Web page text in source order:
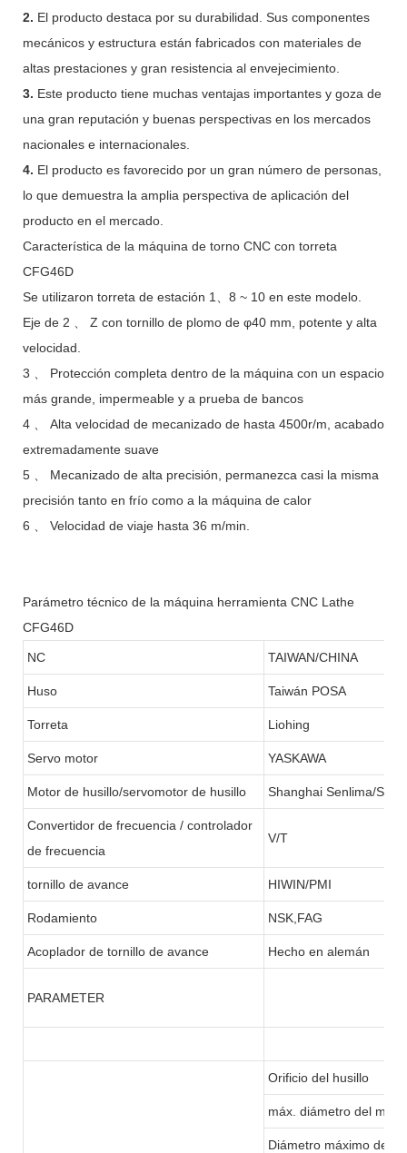
2. El producto destaca por su durabilidad. Sus componentes
mecánicos y estructura están fabricados con materiales de
altas prestaciones y gran resistencia al envejecimiento.
3. Este producto tiene muchas ventajas importantes y goza de
una gran reputación y buenas perspectivas en los mercados
nacionales e internacionales.
4. El producto es favorecido por un gran número de personas,
lo que demuestra la amplia perspectiva de aplicación del
producto en el mercado.
Característica de la máquina de torno CNC con torreta
CFG46D
Se utilizaron torreta de estación 1、8 ~ 10 en este modelo.
Eje de 2 、 Z con tornillo de plomo de φ40 mm, potente y alta
velocidad.
3 、 Protección completa dentro de la máquina con un espacio
más grande, impermeable y a prueba de bancos
4 、 Alta velocidad de mecanizado de hasta 4500r/m, acabado
extremadamente suave
5 、 Mecanizado de alta precisión, permanezca casi la misma
precisión tanto en frío como a la máquina de calor
6 、 Velocidad de viaje hasta 36 m/min.
Parámetro técnico de la máquina herramienta CNC Lathe
CFG46D
NC TAIWAN/CHINA
Huso Taiwán POSA
Torreta Liohing
Servo motor YASKAWA
Motor de husillo/servomotor de husillo Shanghai Senlima/SFC
Convertidor de frecuencia / controlador
de frecuencia
V/T
tornillo de avance HIWIN/PMI
Rodamiento NSK,FAG
Acoplador de tornillo de avance Hecho en alemán
PARAMETER
Orificio del husillo
máx. diámetro del
Diámetro máximo de